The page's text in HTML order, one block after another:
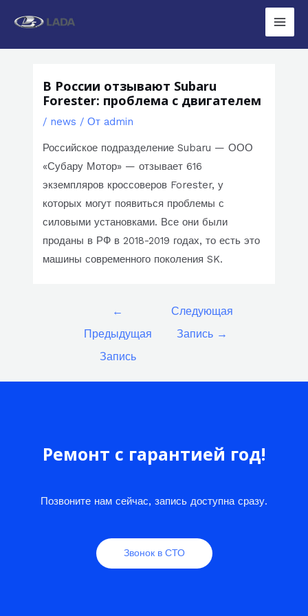
Main
В России отзывают Subaru
Forester: проблема с двигателем
/ news / От admin
Российское подразделение Subaru — ООО
«Субару Мотор» — отзывает 616
экземпляров кроссоверов Forester, у
которых могут появиться проблемы с
силовыми установками. Все они были
проданы в РФ в 2018-2019 годах, то есть это
машины современного поколения SK.
←
Предыдущая
Запись
Следующая
Запись →
Ремонт с гарантией год!
Позвоните нам сейчас, запись доступна сразу.
Звонок в СТО